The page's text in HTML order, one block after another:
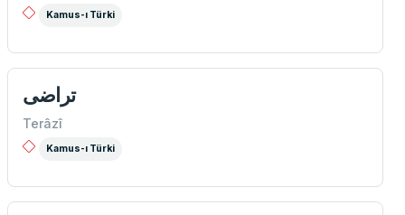
Kamus-ı Türki
تراضی
Terâzî
Kamus-ı Türki